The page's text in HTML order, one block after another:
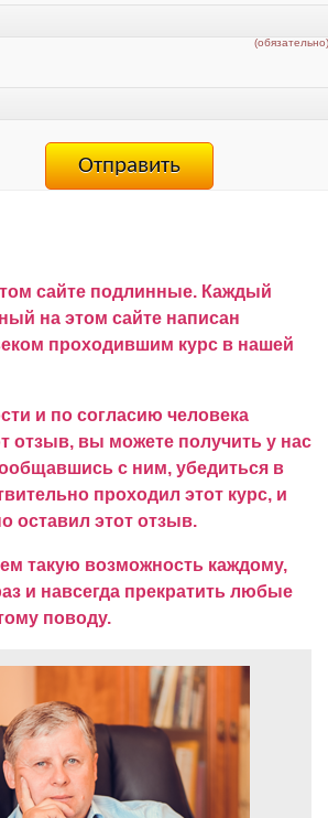
сайте подлинные. Каждый
на этом сайте написан
проходившим курс в нашей
и по согласию человека
отзыв, вы можете получить у нас
с ним, убедиться в
проходил этот курс, и
оставил этот отзыв.
такую возможность каждому,
и навсегда прекратить любые
поводу.